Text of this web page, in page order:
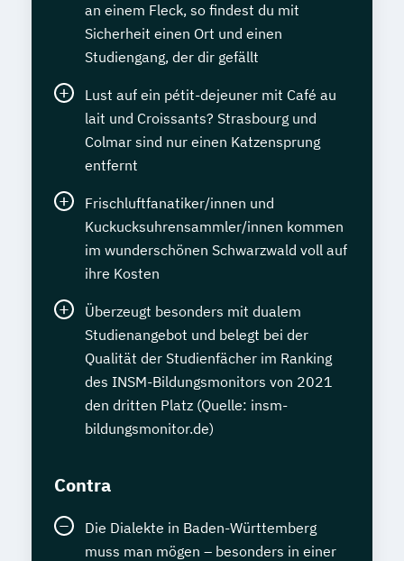
an einem Fleck, so findest du mit
Sicherheit einen Ort und einen
Studiengang, der dir gefällt
Lust auf ein pétit-dejeuner mit Café au
lait und Croissants? Strasbourg und
Colmar sind nur einen Katzensprung
entfernt
Frischluftfanatiker/innen und
Kuckucksuhrensammler/innen kommen
im wunderschönen Schwarzwald voll auf
ihre Kosten
Überzeugt besonders mit dualem
Studienangebot und belegt bei der
Qualität der Studienfächer im Ranking
des INSM-Bildungsmonitors von 2021
den dritten Platz (Quelle: insm-
bildungsmonitor.de)
Contra
Die Dialekte in Baden-Württemberg
muss man mögen – besonders in einer